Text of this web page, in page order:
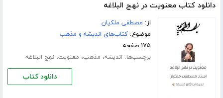
دانلود کتاب معنویت در نهج البلاغه
از: مصطفی ملکیان
موضوع:کتاب‌های اندیشه و مذهب
۱۷۵ صفحه
برچسب‌ها: اندیشه، مذهب، معنویت،نهج البلاغه
دانلود کتاب